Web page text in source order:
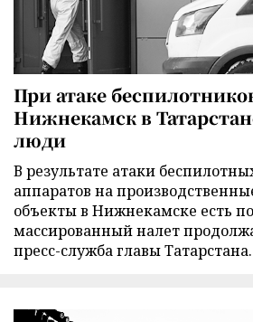
При атаке
Нижнекамск в
люди
В результате атаки
аппаратов на
объекты в Нижнекамске есть
массированный налет
пресс-служба главы Татарстана.